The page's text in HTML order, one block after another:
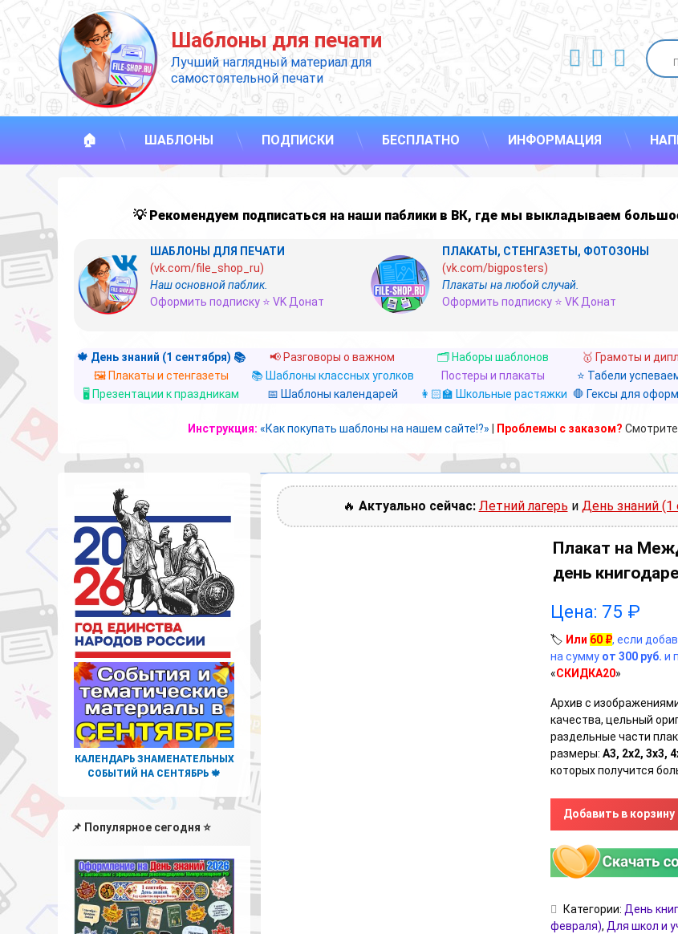
Перейти
к
содержимому
Шаблоны для печати
Лучший наглядный материал для
самостоятельной печати
E-
🏠 ШАБЛОНЫ ПОДПИСКИ БЕСПЛАТНО ИНФОРМАЦИЯ
💡 Рекомендуем подписаться на наши паблики в ВК, где мы выкладываем
ШАБЛОНЫ ДЛЯ ПЕЧАТИ
(vk.com/file_shop_ru)
Наш основной паблик.
Оформить подписку ⭐ VK Донат
ПЛАКАТЫ, СТЕНГАЗЕТЫ, ФОТОЗОНЫ
(vk.com/bigposters)
Плакаты на любой случай.
Оформить подписку ⭐ VK Донат
🍁 День знаний (1 сентября) 📚 📢 Разговоры о важном 🗂️ Наборы шаблонов 🥇 Грамоты и
🖼️ Плакаты и стенгазеты
📚 Шаблоны классных уголков Постеры и плакаты ⭐ Табели
🖥️ Презентации к праздникам
📅 Шаблоны календарей 👩🏻‍🏫 Школьные растяжки 🛑 Гексы для
Инструкция: «Как покупать шаблоны на нашем сайте!?» Проблемы с заказом? Смотрите
🔥 Актуально сейчас: Летний лагерь и День знаний (1
Плакат на
день
Цена: 75 ₽
🏷️ Или 60 ₽, если
на сумму от 300 руб. и
«СКИДКА20»
Архив с
качества, цельный
раздельные части
размеры: А3, 2х2, 3х3,
которых получится
Количество товара
Добавить в корзину
Категории: День
февраля), Для школ и
КАЛЕНДАРЬ ЗНАМЕНАТЕЛЬНЫХ
СОБЫТИЙ НА СЕНТЯБРЬ 🍁
📌 Популярное сегодня ⭐